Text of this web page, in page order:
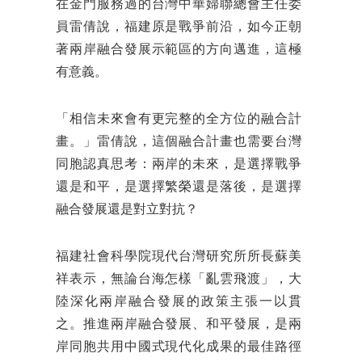
在金門服務過的台灣中華婦聯總會主任委
員雷倩說，福建原是戰爭前沿，如今正朝
著兩岸融合發展示範區的方向邁進，這極
有意義。
「相信未來會有更完整的全方位的融合計
畫。」雷倩說，這個融合計畫也需要台灣
同胞認真思考：兩岸的未來，是選擇戰爭
還是和平，是選擇繁榮還是落後，是選擇
融合發展還是對立對抗？
福建社會科學院現代台灣研究所所長蘇美
祥表示，無論台海怎樣「亂雲飛渡」，大
陸深化兩岸融合發展的政策主張一以貫
之。推進兩岸融合發展、和平發展，是兩
岸同胞共用中國式現代化成果的最佳路徑